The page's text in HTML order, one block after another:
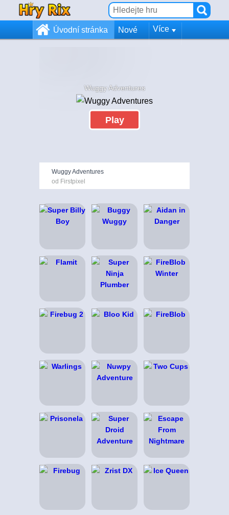
Úvodní stránka Nové Více
Wuggy Adventures
Play
Wuggy Adventures
od Firstpixel